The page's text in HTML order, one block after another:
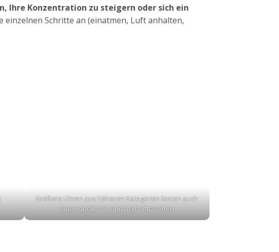
Ihre Konzentration zu steigern oder sich ein
einzelnen Schritte an (einatmen, Luft anhalten,
Größere Uhren aus höheren Kategorien bieten auch
eine Tabelle mit Durchschnittswerten